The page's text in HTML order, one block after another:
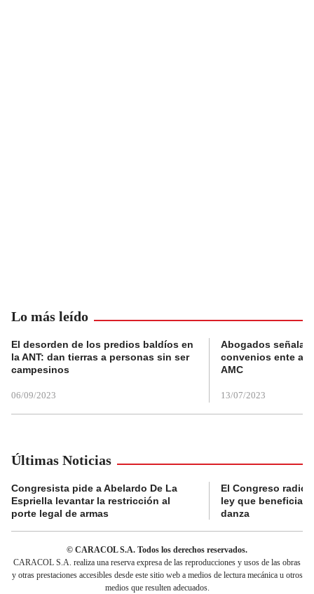
Lo más leído
El desorden de los predios baldíos en
la ANT: dan tierras a personas sin ser
campesinos
06/09/2023
Abogados
convenios ente
AMC
13/07/2023
Últimas Noticias
Congresista pide a Abelardo De La
Espriella levantar la restricción al
porte legal de armas
El Congreso
ley que beneficia
danza
© CARACOL S.A. Todos los derechos reservados.
CARACOL S.A. realiza una reserva expresa de las reproducciones y usos de las obras
y otras prestaciones accesibles desde este sitio web a medios de lectura mecánica u otros
medios que resulten adecuados.